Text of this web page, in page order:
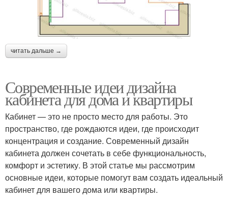
читать дальше →
Современные идеи дизайна
кабинета для дома и квартиры
Кабинет — это не просто место для работы. Это
пространство, где рождаются идеи, где происходит
концентрация и создание. Современный дизайн
кабинета должен сочетать в себе функциональность,
комфорт и эстетику. В этой статье мы рассмотрим
основные идеи, которые помогут вам создать идеальный
кабинет для вашего дома или квартиры.